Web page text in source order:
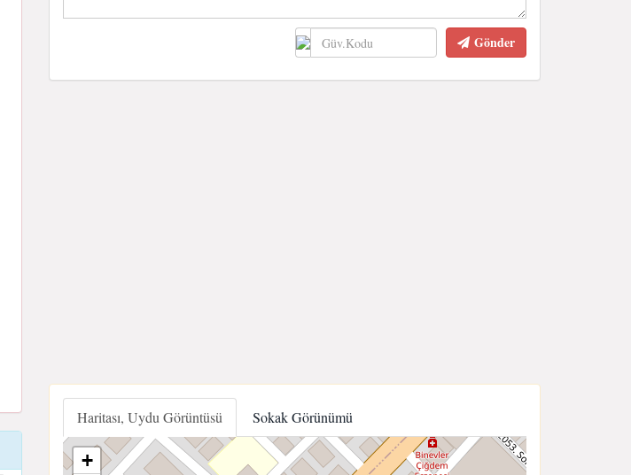
Gönder
Haritası, Uydu Görüntüsü Sokak Görünümü
+